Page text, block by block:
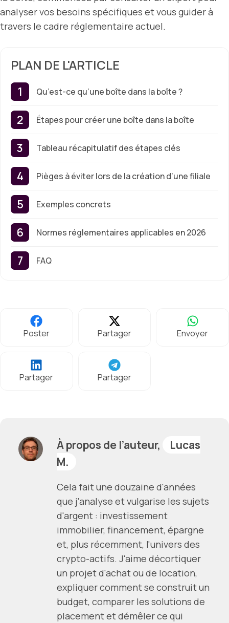
analyser vos besoins spécifiques et vous guider à
travers le cadre réglementaire actuel.
PLAN DE L'ARTICLE
Qu’est-ce qu’une boîte dans la boîte ?
Étapes pour créer une boîte dans la boîte
Tableau récapitulatif des étapes clés
Pièges à éviter lors de la création d’une filiale
Exemples concrets
Normes réglementaires applicables en 2026
FAQ
Poster Partager Envoyer
Partager Partager
À propos de l’auteur,
Lucas
M.
Cela fait une douzaine d'années
que j'analyse et vulgarise les sujets
d'argent : investissement
immobilier, financement, épargne
et, plus récemment, l'univers des
crypto-actifs. J'aime décortiquer
un projet d'achat ou de location,
expliquer comment se construit un
budget, comparer les solutions de
placement et démêler ce qui